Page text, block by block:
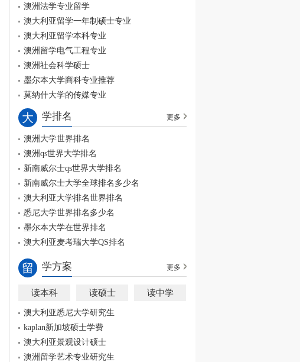
澳洲法学专业留学
澳大利亚留学一年制硕士专业
澳大利亚留学本科专业
澳洲留学电气工程专业
澳洲社会科学硕士
墨尔本大学商科专业推荐
莫纳什大学的传媒专业
大 学排名 更多
澳洲大学世界排名
澳洲qs世界大学排名
新南威尔士qs世界大学排名
新南威尔士大学全球排名多少名
澳大利亚大学排名世界排名
悉尼大学世界排名多少名
墨尔本大学在世界排名
澳大利亚麦考瑞大学QS排名
留 学方案 更多
读本科 读硕士 读中学
澳大利亚悉尼大学研究生
kaplan新加坡硕士学费
澳大利亚景观设计硕士
澳洲留学艺术专业研究生